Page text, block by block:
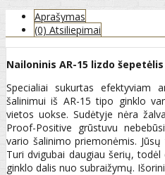
Aprašymas
(0) Atsiliepimai
Nailoninis AR-15 lizdo
Specialiai sukurtas efektyviam
šalinimui iš AR-15 tipo ginklo
vietos uokse. Sudėtyje nėra
Proof-Positive grūstuvu
vario šalinimo priemonėmis.
Turi dvigubai daugiau šerių,
ginklo dalis nuo subraižymų.